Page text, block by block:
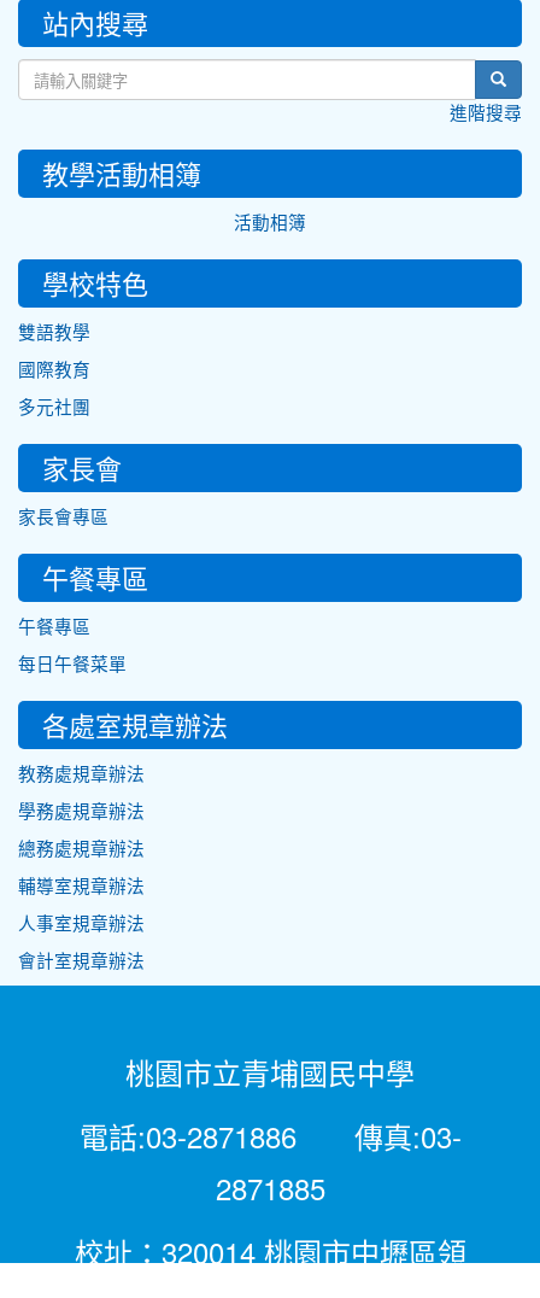
::: 站內搜尋
進階搜尋
教學活動相簿
活動相簿
學校特色
雙語教學
國際教育
多元社團
家長會
家長會專區
午餐專區
午餐專區
每日午餐菜單
各處室規章辦法
教務處規章辦法
學務處規章辦法
總務處規章辦法
輔導室規章辦法
人事室規章辦法
會計室規章辦法
桃園市立青埔國民中學
電話:03-2871886 傳真:03-
2871885
校址：320014 桃園市中壢區領